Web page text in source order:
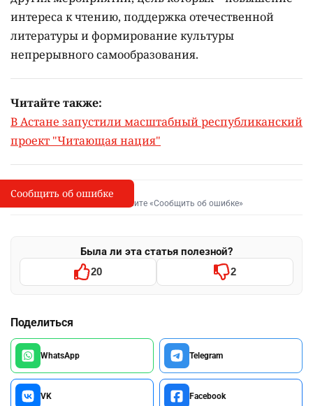
интереса к чтению, поддержка отечественной
литературы и формирование культуры
непрерывного самообразования.
Читайте также:
В Астане запустили масштабный республиканский
проект "Читающая нация"
I
Сообщить об опечатке
Выделите фрагмент и нажмите «Сообщить об ошибке»
Была ли эта статья полезной?
20 2
Поделиться
WhatsApp Telegram
VK Facebook
Сообщить об ошибке